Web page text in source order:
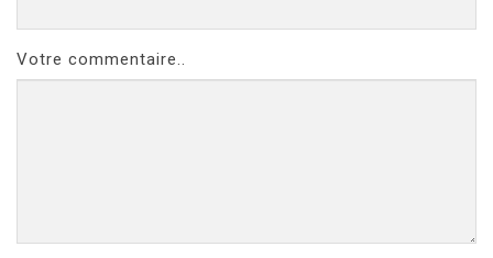
Votre commentaire..